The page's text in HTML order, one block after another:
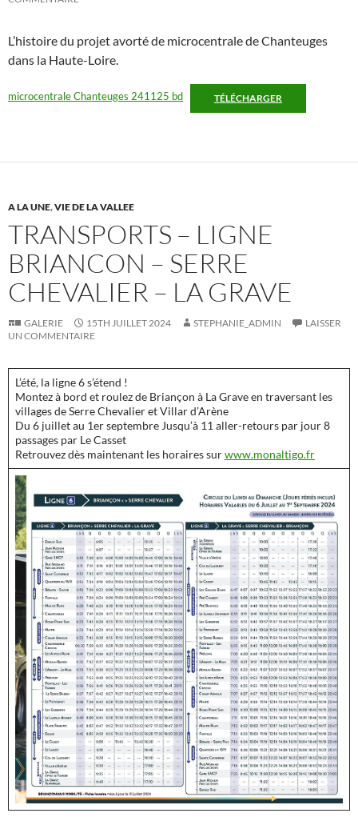
L’histoire du projet avorté de microcentrale de Chanteuges
dans la Haute-Loire.
microcentrale Chanteuges 241125 bd TÉLÉCHARGER
A LA UNE,VIE DE LA VALLEE
TRANSPORTS – LIGNE
BRIANCON – SERRE
CHEVALIER – LA GRAVE
GALERIE 15TH JUILLET 2024 STEPHANIE_ADMIN
LAISSER
UN COMMENTAIRE
L’été, la ligne 6 s’étend !
Montez à bord et roulez de Briançon à La Grave en traversant les
villages de Serre Chevalier et Villar d’Arène
Du 6 juillet au 1er septembre Jusqu’à 11 aller-retours par jour 8
passages par Le Casset
Retrouvez dès maintenant les horaires surwww.monaltigo.fr